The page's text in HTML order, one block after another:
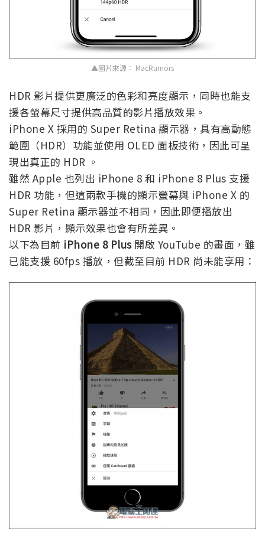
▲圖片來源： MacRumors
HDR 影片提供更廣泛的色彩和亮度顯示，同時也能支
援各螢幕尺寸提供高品質的影片播放效果。
iPhone X 採用的 Super Retina 顯示器，具有高動態
範圍（HDR）功能並使用 OLED 面板技術，因此可呈
現出真正的 HDR 。
雖然 Apple 也列出 iPhone 8 和 iPhone 8 Plus 支援
HDR 功能，但這兩款手機的顯示螢幕與 iPhone X 的
Super Retina 顯示器並不相同，因此即便播放出
HDR 影片，顯示效果也會有所差異。
以下為目前 iPhone 8 Plus開啟 YouTube 的畫面，雖
已能支援 60fps 播放，但截至目前 HDR 尚未能享用：